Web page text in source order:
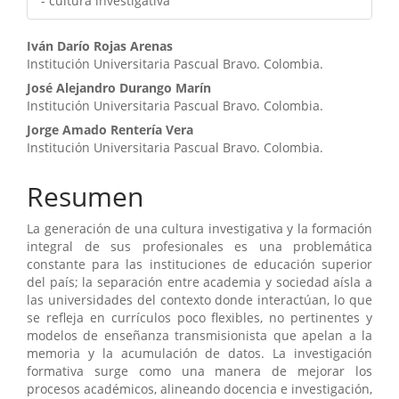
Contenido
principal
del
artículo
Iván Darío Rojas Arenas
Institución Universitaria Pascual Bravo. Colombia.
José Alejandro Durango Marín
Institución Universitaria Pascual Bravo. Colombia.
Jorge Amado Rentería Vera
Institución Universitaria Pascual Bravo. Colombia.
Resumen
La generación de una cultura investigativa y la formación
integral de sus profesionales es una problemática
constante para las instituciones de educación superior
del país; la separación entre academia y sociedad aísla a
las universidades del contexto donde interactúan, lo que
se refleja en currículos poco flexibles, no pertinentes y
modelos de enseñanza transmisionista que apelan a la
memoria y la acumulación de datos. La investigación
formativa surge como una manera de mejorar los
procesos académicos, alineando docencia e investigación,